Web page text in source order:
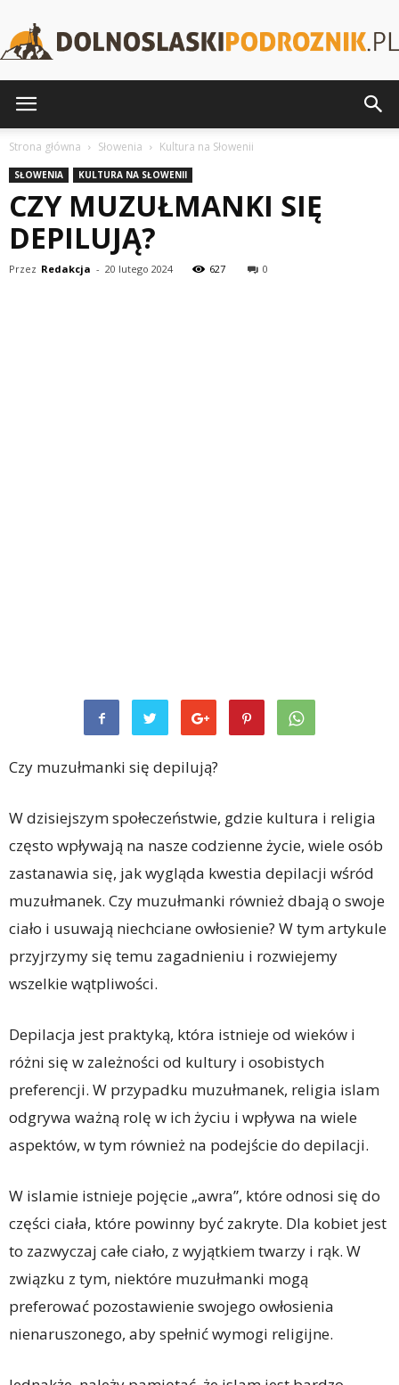
Strona główna Słowenia Kultura na Słowenii
SŁOWENIA KULTURA NA SŁOWENII
CZY MUZUŁMANKI SIĘ
DEPILUJĄ?
Przez Redakcja - 20 lutego 2024 627 0
Czy muzułmanki się depilują?
W dzisiejszym społeczeństwie, gdzie kultura i religia
często wpływają na nasze codzienne życie, wiele osób
zastanawia się, jak wygląda kwestia depilacji wśród
muzułmanek. Czy muzułmanki również dbają o swoje
ciało i usuwają niechciane owłosienie? W tym artykule
przyjrzymy się temu zagadnieniu i rozwiejemy
wszelkie wątpliwości.
Depilacja jest praktyką, która istnieje od wieków i
różni się w zależności od kultury i osobistych
preferencji. W przypadku muzułmanek, religia islam
odgrywa ważną rolę w ich życiu i wpływa na wiele
aspektów, w tym również na podejście do depilacji.
W islamie istnieje pojęcie „awra”, które odnosi się do
części ciała, które powinny być zakryte. Dla kobiet jest
to zazwyczaj całe ciało, z wyjątkiem twarzy i rąk. W
związku z tym, niektóre muzułmanki mogą
preferować pozostawienie swojego owłosienia
nienaruszonego, aby spełnić wymogi religijne.